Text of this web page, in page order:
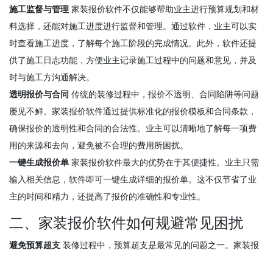
施工监督与管理 家装报价软件不仅能够帮助业主进行预算规划和材
料选择，还能对施工进度进行监督和管理。通过软件，业主可以实
时查看施工进度，了解每个施工阶段的完成情况。此外，软件还提
供了施工日志功能，方便业主记录施工过程中的问题和意见，并及
时与施工方沟通解决。
透明报价与合同 传统的装修过程中，报价不透明、合同陷阱等问题
屡见不鲜。家装报价软件通过提供标准化的报价模板和合同条款，
确保报价的透明性和合同的合法性。业主可以清晰地了解每一项费
用的来源和去向，避免被不合理的费用所困扰。
一键生成报价单 家装报价软件最大的优势在于其便捷性。业主只需
输入相关信息，软件即可一键生成详细的报价单。这不仅节省了业
主的时间和精力，还提高了报价的准确性和专业性。
二、家装报价软件如何规避常见困扰
避免预算超支 装修过程中，预算超支是最常见的问题之一。家装报